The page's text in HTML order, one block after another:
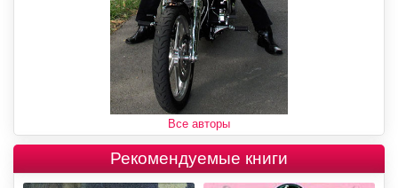
Все авторы
Рекомендуемые книги